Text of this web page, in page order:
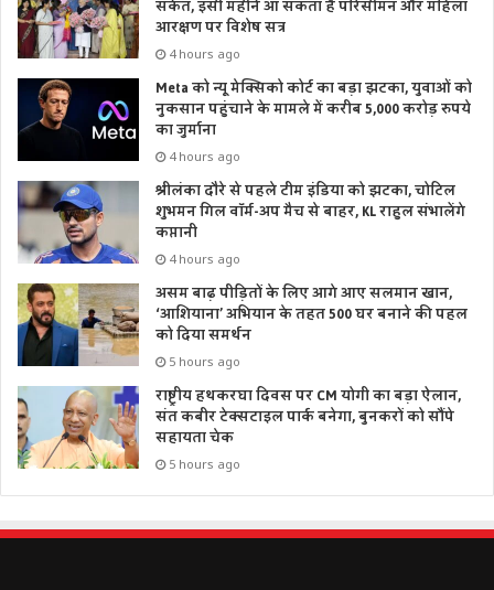
संकेत, इसी महीने आ सकता है परिसीमन और महिला
आरक्षण पर विशेष सत्र
4 hours ago
Meta को न्यू मेक्सिको कोर्ट का बड़ा झटका, युवाओं को
नुकसान पहुंचाने के मामले में करीब 5,000 करोड़ रुपये
का जुर्माना
4 hours ago
श्रीलंका दौरे से पहले टीम इंडिया को झटका, चोटिल
शुभमन गिल वॉर्म-अप मैच से बाहर, KL राहुल संभालेंगे
कप्तानी
4 hours ago
असम बाढ़ पीड़ितों के लिए आगे आए सलमान खान,
‘आशियाना’ अभियान के तहत 500 घर बनाने की पहल
को दिया समर्थन
5 hours ago
राष्ट्रीय हथकरघा दिवस पर CM योगी का बड़ा ऐलान,
संत कबीर टेक्सटाइल पार्क बनेगा, बुनकरों को सौंपे
सहायता चेक
5 hours ago